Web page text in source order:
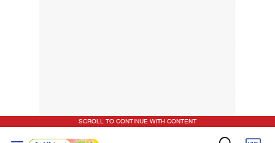
SCROLL TO CONTINUE WITH CONTENT